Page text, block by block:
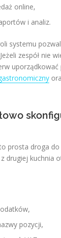
online,
i analiz.
systemu
zespół nie
uporządkować
prosta droga do
drugiej kuchnia
pozycji,